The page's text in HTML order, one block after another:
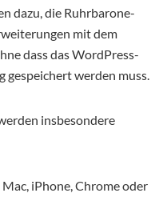
dazu, die Ruhrbarone-
mit dem
dass das WordPress-
gespeichert werden muss.
insbesondere
Mac, iPhone, Chrome oder